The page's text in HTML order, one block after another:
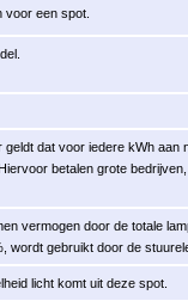
voor een spot.
geldt dat voor iedere kWh aan
betalen grote
vermogen door de totale
wordt gebruikt door de
licht komt uit deze spot.